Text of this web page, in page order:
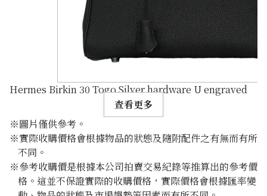
Hermes Birkin 30 Togo Silver hardware U engraved
查看更多
※圖片僅供參考。
※實際收購價格會根據物品的狀態及隨附配件之有無而有所
不同。
※參考收購價是根據本公司拍賣交易紀錄等推算出的參考價
格。這並不保證實際的收購價格，實際價格會根據匯率變